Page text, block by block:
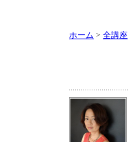
ホーム > 全講座